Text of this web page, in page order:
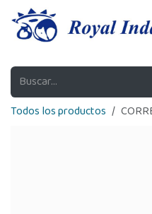
Ir al contenido
Todos los productos